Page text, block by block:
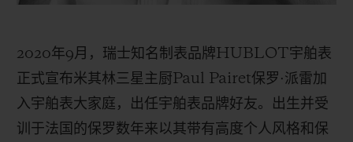
2020年9月，瑞士知名制表品牌HUBLOT宇舶表
正式宣布米其林三星主厨Paul Pairet保罗 ·派雷加
入宇舶表大家庭 ， 出任宇舶表品牌好友。出生并受
训于法国的保罗数年来以其带有高度个人风格和保
加入HUBLOTISTA俱乐部，即可延长质保
预期交付
免费配送与退换货